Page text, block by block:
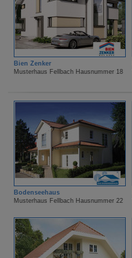
Bien Zenker
Musterhaus Fellbach Hausnummer 18
Bodenseehaus
Musterhaus Fellbach Hausnummer 22